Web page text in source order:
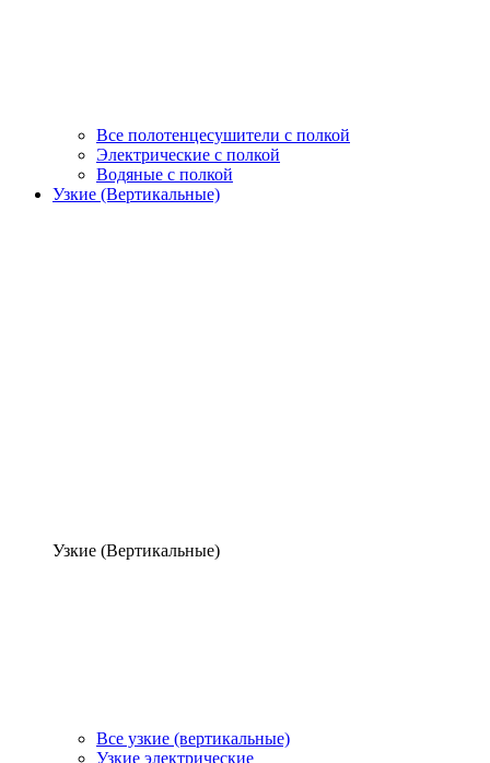
Все полотенцесушители с полкой
Электрические с полкой
Водяные с полкой
Узкие (Вертикальные)
Узкие (Вертикальные)
Все узкие (вертикальные)
Узкие электрические